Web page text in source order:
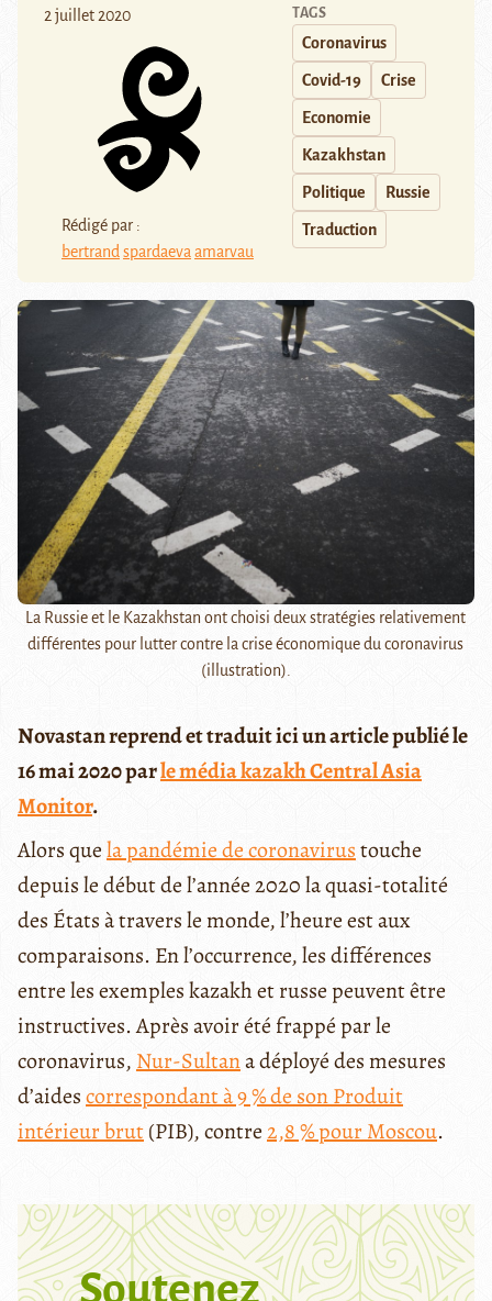
2 juillet 2020
Rédigé par :
bertrand spardaeva amarvau
TAGS
Coronavirus
Covid-19 Crise
Economie
Kazakhstan
Politique Russie
Traduction
La Russie et le Kazakhstan ont choisi deux stratégies relativement
différentes pour lutter contre la crise économique du coronavirus
(illustration).
Novastan reprend et traduit ici un article publié le
16 mai 2020 parle média kazakh Central Asia
Monitor.
Alors quela pandémie de coronavirustouche
depuis le début de l’année 2020 la quasi-totalité
des États à travers le monde, l’heure est aux
comparaisons. En l’occurrence, les différences
entre les exemples kazakh et russe peuvent être
instructives. Après avoir été frappé par le
coronavirus, Nur-Sultana déployé des mesures
d’aidescorrespondant à 9 % de son Produit
intérieur brut(PIB), contre2,8 % pour Moscou.
Soutenez